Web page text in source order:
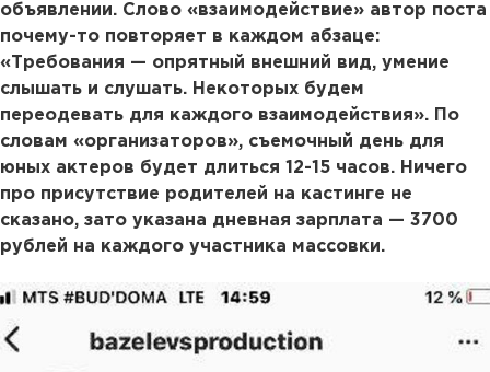
объявлении. Слово «взаимодействие» автор поста
почему-то повторяет в каждом абзаце:
«Требования — опрятный внешний вид, умение
слышать и слушать. Некоторых будем
переодевать для каждого взаимодействия». По
словам «организаторов», съемочный день для
юных актеров будет длиться 12-15 часов. Ничего
про присутствие родителей на кастинге не
сказано, зато указана дневная зарплата — 3700
рублей на каждого участника массовки.